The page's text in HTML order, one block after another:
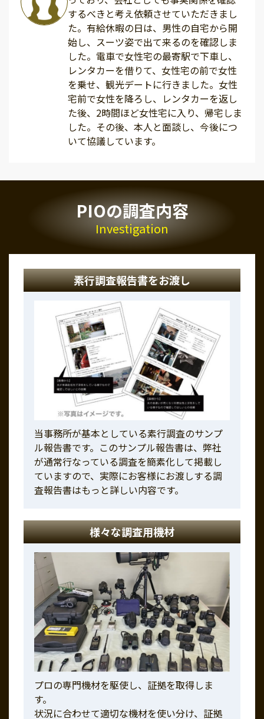
するべきと考え依頼させていただきまし
た。有給休暇の日は、男性の自宅から開
始し、スーツ姿で出て来るのを確認しま
した。電車で女性宅の最寄駅で下車し、
レンタカーを借りて、女性宅の前で女性
を乗せ、観光デートに行きました。女性
宅前で女性を降ろし、レンタカーを返し
た後、2時間ほど女性宅に入り、帰宅しま
した。その後、本人と面談し、今後につ
いて協議しています。
PIOの調査内容
Investigation
素行調査報告書をお渡し
当事務所が基本としている素行調査のサンプ
ル報告書です。このサンプル報告書は、弊社
が通常行なっている調査を簡素化して掲載し
ていますので、実際にお客様にお渡しする調
査報告書はもっと詳しい内容です。
様々な調査用機材
プロの専門機材を駆使し、証拠を取得しま
す。
状況に合わせて適切な機材を使い分け、証拠